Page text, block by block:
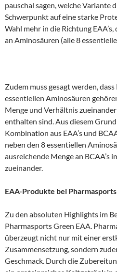
pauschal sagen, welche Variante
Schwerpunkt auf eine starke
Wahl mehr in die Richtung
an Aminosäuren (alle 8
Zudem muss gesagt werden,
essentiellen Aminosäuren
Menge und Verhältnis zueinander
enthalten sind. Aus diesem
Kombination aus EAA’s und
neben den 8 essentiellen
ausreichende Menge an BCAA’s
zueinander.
EAA-Produkte bei Pharmasports
Zu den absoluten Highlights im
Pharmasports Green EAA.
überzeugt nicht nur mit einer
Zusammensetzung, sondern
Geschmack. Durch die